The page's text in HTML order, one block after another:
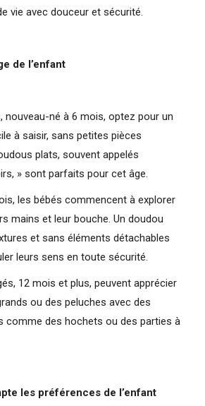
vie avec douceur et sécurité.
de l’enfant
né à 6 mois, optez pour un
à saisir, sans petites pièces
plats, souvent appelés
» sont parfaits pour cet âge.
les bébés commencent à explorer
mains et leur bouche. Un doudou
et sans éléments détachables
leurs sens en toute sécurité.
12 mois et plus, peuvent apprécier
ou des peluches avec des
comme des hochets ou des parties à
les préférences de l’enfant